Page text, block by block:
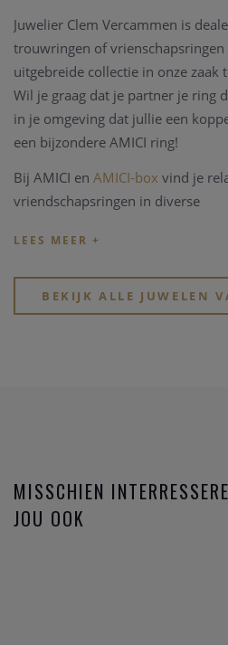
Juwelier Clem Vercammen is
trouwringen of vrienschapsringen
uitgebreide collectie in onze zaak
Wil je graag dat je partner je ring
in je omgeving dat jullie een
een bijzondere AMICI ring!
Bij AMICI en AMICI-box vind je
vriendschapsringen in diverse
goed betaalbare hippe ringen? Of,
design?BEKIJK ALLE JUWELEN
MISSCHIEN
JOU OOK